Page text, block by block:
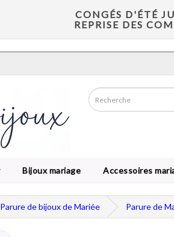
CONGÉS D'ÉTÉ
REPRISE DES
Bijoux mariage Accessoires
Parure de bijoux de Mariée Parure de